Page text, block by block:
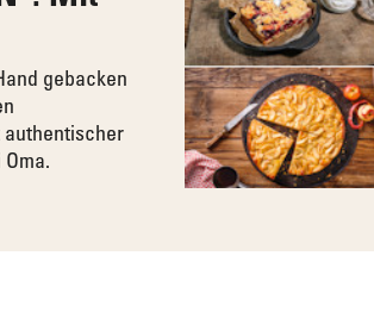
gebacken
authentischer